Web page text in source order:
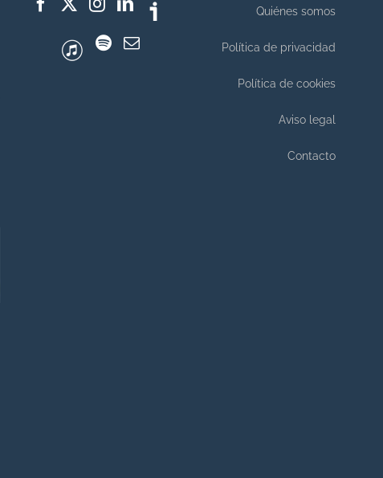
Quiénes somos
Política de privacidad
Política de cookies
Aviso legal
Contacto